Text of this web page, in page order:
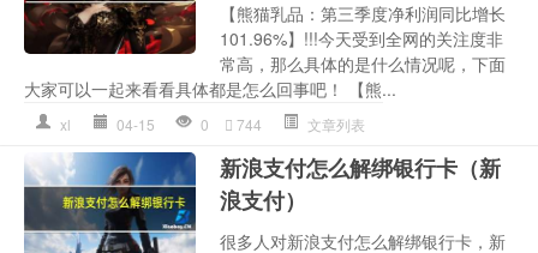
【熊猫乳品：第三季度净利润同比增长
101.96%】!!!今天受到全网的关注度非
常高，那么具体的是什么情况呢，下面
大家可以一起来看看具体都是怎么回事吧！ 【熊...
xl 04-15 0 744 文章列表
新浪支付怎么解绑银行卡（新
浪支付）
很多人对新浪支付怎么解绑银行卡，新